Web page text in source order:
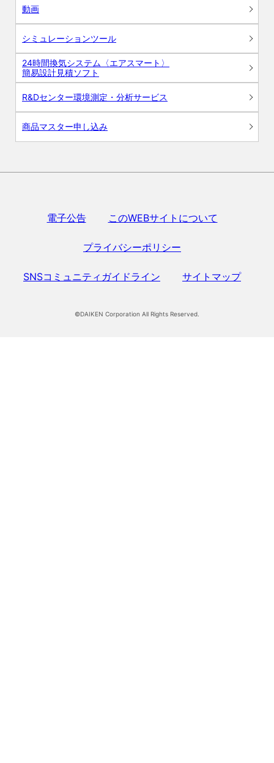
動画
シミュレーションツール
24時間換気システム〈エアスマート〉
簡易設計見積ソフト
R&Dセンター環境測定・分析サービス
商品マスター申し込み
電子公告 このWEBサイトについて
プライバシーポリシー
SNSコミュニティガイドライン サイトマップ
©DAIKEN Corporation All Rights Reserved.